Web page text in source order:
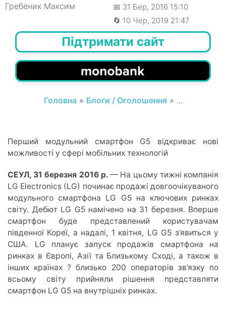
Гребеник Максим
📅 31 Бер, 2016 15:10
🔄 10 Чер, 2019 21:47
Підтримати сайт
Головна» Блоги / Оголошення » ...
Перший модульний смартфон G5 відкриває нові
можливості у сфері мобільних технологій
СЕУЛ, 31 березня 2016 р.— На цьому тижні компанія
LG Electronics (LG) починає продажі довгоочікуваного
модульного смартфона LG G5 на ключових ринках
світу. Дебют LG G5 намічено на 31 березня. Вперше
смартфон буде представлений користувачам
південної Кореї, а надалі, 1 квітня, LG G5 з’явиться у
США. LG планує запуск продажів смартфона на
ринках в Європі, Азії та Близькому Сході, а також в
інших країнах ? близько 200 операторів зв’язку по
всьому світу прийняли рішення представляти
смартфон LG G5 на внутрішніх ринках.